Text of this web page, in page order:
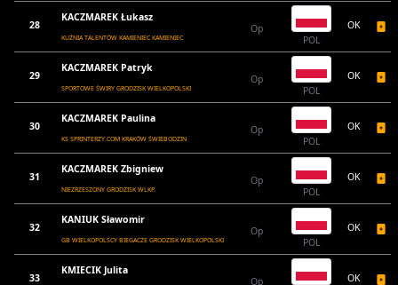
28
KACZMAREK Łukasz
KUŹNIA TALENTÓW KAMIENIEC KAMIENIEC
Op
POL
OK
29
KACZMAREK Patryk
SPORTOWE ŚWIRY GRODZISK WIELKOPOLSKI
Op
POL
OK
30
KACZMAREK Paulina
KS SPRINTERZY.COM KRAKÓW ŚWIEBODZIN
Op
POL
OK
31
KACZMAREK Zbigniew
NIEZRZESZONY GRODZISK WLKP.
Op
POL
OK
32
KANIUK Sławomir
GB WIELKOPOLSCY BIEGACZE GRODZISK WIELKOPOLSKI
Op
POL
OK
33
KMIECIK Julita
Op
OK